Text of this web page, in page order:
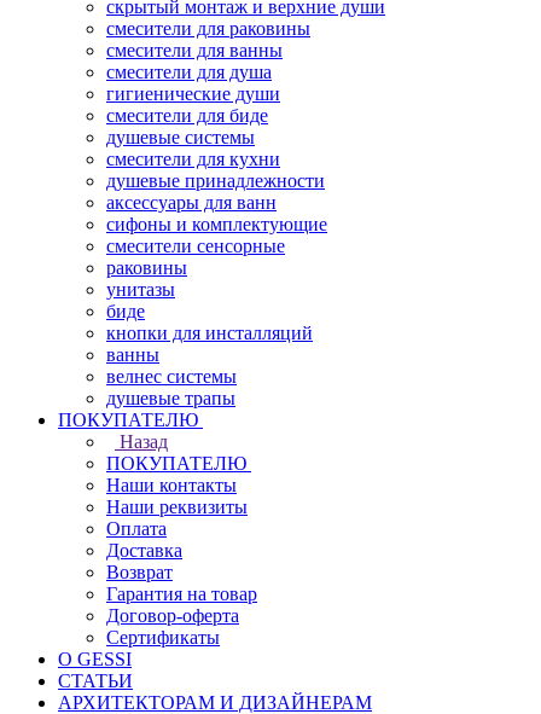
скрытый монтаж и верхние души
смесители для раковины
смесители для ванны
смесители для душа
гигиенические души
смесители для биде
душевые системы
смесители для кухни
душевые принадлежности
аксессуары для ванн
сифоны и комплектующие
смесители сенсорные
раковины
унитазы
биде
кнопки для инсталляций
ванны
велнес системы
душевые трапы
ПОКУПАТЕЛЮ
Назад
ПОКУПАТЕЛЮ
Наши контакты
Наши реквизиты
Оплата
Доставка
Возврат
Гарантия на товар
Договор-оферта
Сертификаты
О GESSI
СТАТЬИ
АРХИТЕКТОРАМ И ДИЗАЙНЕРАМ